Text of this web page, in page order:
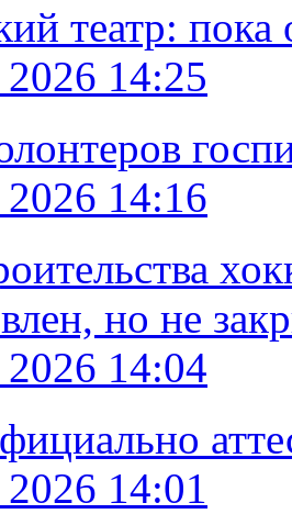
театр:
2026 14:25
2026 14:16
но не
2026 14:04
2026 14:01